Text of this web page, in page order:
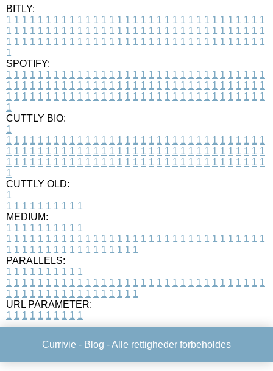
BITLY:
1 1 1 1 1 1 1 1 1 1 1 1 1 1 1 1 1 1 1 1 1 1 1 1 1 1 1 1 1 1 1 1 1
1 1 1 1 1 1 1 1 1 1 1 1 1 1 1 1 1 1 1 1 1 1 1 1 1 1 1 1 1 1 1 1 1
1 1 1 1 1 1 1 1 1 1 1 1 1 1 1 1 1 1 1 1 1 1 1 1 1 1 1 1 1 1 1 1 1
1
SPOTIFY:
1 1 1 1 1 1 1 1 1 1 1 1 1 1 1 1 1 1 1 1 1 1 1 1 1 1 1 1 1 1 1 1 1
1 1 1 1 1 1 1 1 1 1 1 1 1 1 1 1 1 1 1 1 1 1 1 1 1 1 1 1 1 1 1 1 1
1 1 1 1 1 1 1 1 1 1 1 1 1 1 1 1 1 1 1 1 1 1 1 1 1 1 1 1 1 1 1 1 1
1
CUTTLY BIO:
1
1 1 1 1 1 1 1 1 1 1 1 1 1 1 1 1 1 1 1 1 1 1 1 1 1 1 1 1 1 1 1 1 1
1 1 1 1 1 1 1 1 1 1 1 1 1 1 1 1 1 1 1 1 1 1 1 1 1 1 1 1 1 1 1 1 1
1 1 1 1 1 1 1 1 1 1 1 1 1 1 1 1 1 1 1 1 1 1 1 1 1 1 1 1 1 1 1 1 1
1
CUTTLY OLD:
1
1 1 1 1 1 1 1 1 1 1
MEDIUM:
1 1 1 1 1 1 1 1 1 1
1 1 1 1 1 1 1 1 1 1 1 1 1 1 1 1 1 1 1 1 1 1 1 1 1 1 1 1 1 1 1 1 1
1 1 1 1 1 1 1 1 1 1 1 1 1 1 1 1 1
PARALLELS:
1 1 1 1 1 1 1 1 1 1
1 1 1 1 1 1 1 1 1 1 1 1 1 1 1 1 1 1 1 1 1 1 1 1 1 1 1 1 1 1 1 1 1
1 1 1 1 1 1 1 1 1 1 1 1 1 1 1 1 1
URL PARAMETER:
1 1 1 1 1 1 1 1 1 1
Currivie - Blog - Alle rettigheder forbeholdes